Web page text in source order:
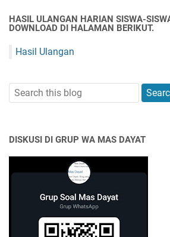
HASIL ULANGAN HARIAN SISWA-
DOWNLOAD DI HALAMAN BERIKUT.
Hasil Ulangan
DISKUSI DI GRUP WA MAS DAYAT